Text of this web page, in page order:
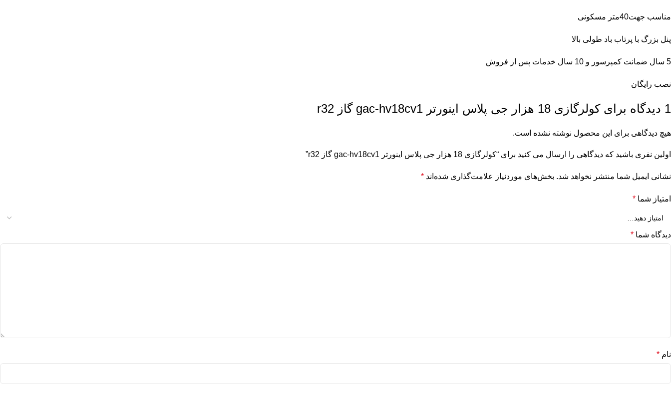
مناسب جهت40متر مسکونی
پنل بزرگ با پرتاب باد طولی بالا
5 سال ضمانت کمپرسور و 10 سال خدمات پس از فروش
نصب رایگان
1 دیدگاه برای کولرگازی 18 هزار جی پلاس اینورتر gac-hv18cv1 گاز r32
هیچ دیدگاهی برای این محصول نوشته نشده است.
اولین نفری باشید که دیدگاهی را ارسال می کنید برای “کولرگازی 18 هزار جی پلاس اینورتر gac-hv18cv1 گاز r32”
نشانی ایمیل شما منتشر نخواهد شد. بخش‌های موردنیاز علامت‌گذاری شده‌اند *
امتیاز شما *
دیدگاه شما *
نام *